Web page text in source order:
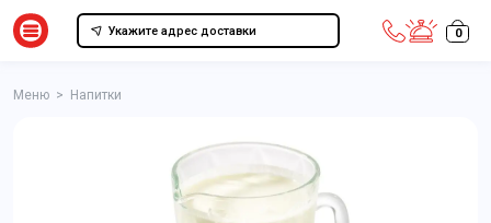
Укажите адрес доставки 0
Меню > Напитки